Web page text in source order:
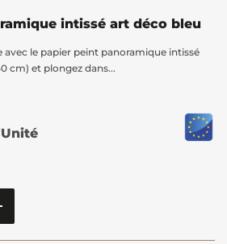
intissé art déco bleu
avec le papier peint panoramique intissé
cm) et plongez dans...